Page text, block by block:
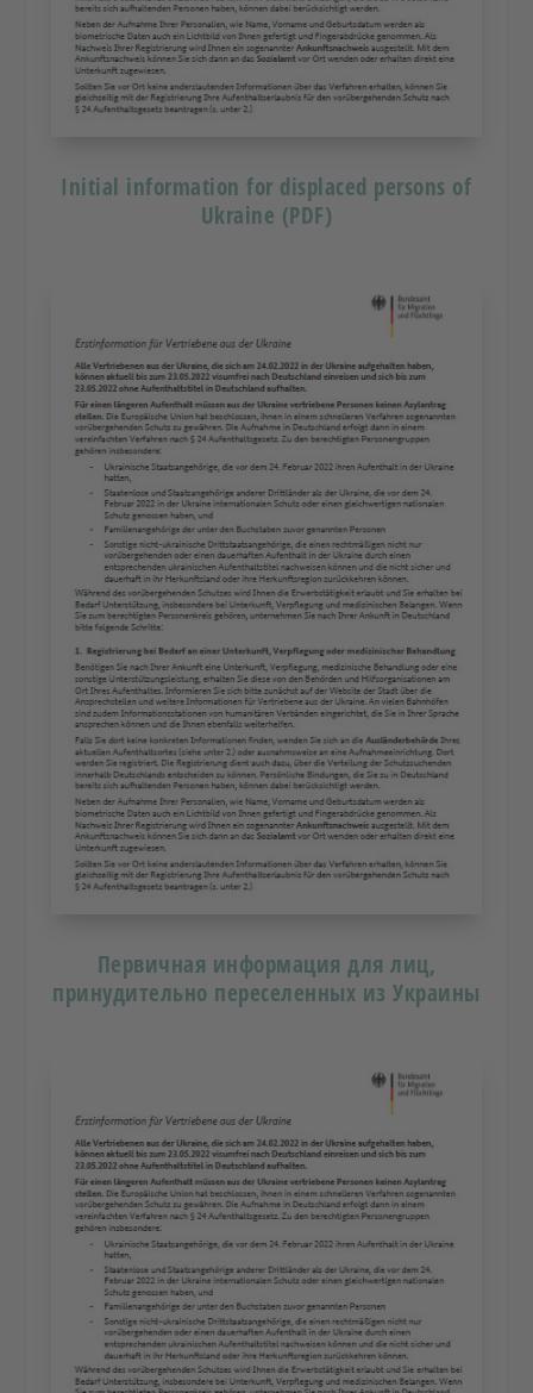
Initial information for displaced persons of
Ukraine (PDF)
Первичная информация для лиц,
принудительно переселенных из Украины